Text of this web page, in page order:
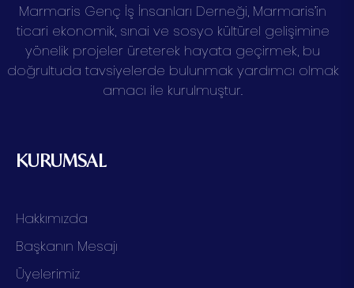
Marmaris Genç İş İnsanları Derneği, Marmaris’in
ticari ekonomik, sınai ve sosyo kültürel gelişimine
yönelik projeler üreterek hayata geçirmek, bu
doğrultuda tavsiyelerde bulunmak yardımcı olmak
amacı ile kurulmuştur.
KURUMSAL
Hakkımızda
Başkanın Mesajı
Üyelerimiz